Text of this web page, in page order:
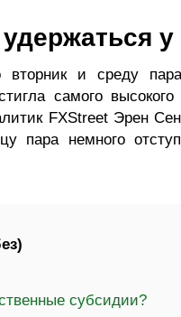
у
и среду
самого
FXStreet Эрен
пара немного
субсидии?